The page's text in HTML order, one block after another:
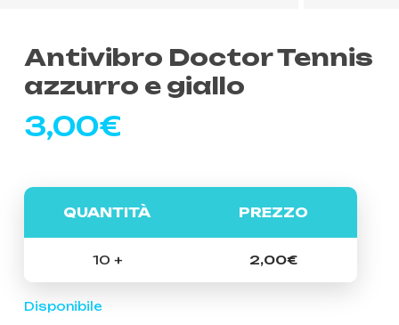
Antivibro Doctor Tennis
azzurro e giallo
3,00€
QUANTITÀ PREZZO
10 + 2,00€
Disponibile